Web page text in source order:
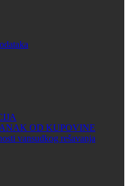
OD KUPOVINE
vansudkog rešavanja